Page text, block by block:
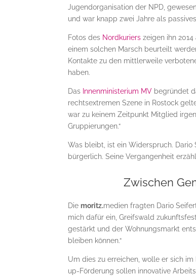
Jugendorganisation der NPD,
und war knapp zwei Jahre als
Fotos des Nordkuriers zeigen ihn
einem solchen Marsch beurteilt
Kontakte zu den mittlerweile
haben.
Das Innenministerium MV begründet
rechtsextremen Szene in Rostock
war zu keinem Zeitpunkt Mitglied
Gruppierungen.“
Was bleibt, ist ein Widerspruch.
bürgerlich. Seine Vergangenheit
Zwischen
Die moritz.medien fragten Dario
mich dafür ein, Greifswald
gestärkt und der Wohnungsmarkt
bleiben können.“
Um dies zu erreichen, wolle er sich
up-Förderung sollen innovative